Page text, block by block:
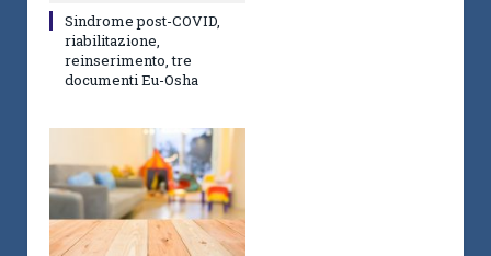
Sindrome post-COVID,
riabilitazione,
reinserimento, tre
documenti Eu-Osha